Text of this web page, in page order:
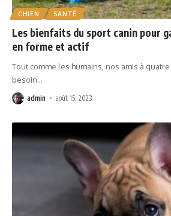
CHIEN SANTÉ
Les bienfaits du sport canin pour
en forme et actif
Tout comme les humains, nos amis à
besoin…
admin août 15, 2023